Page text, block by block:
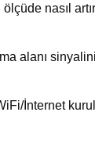
nasıl
alanı
İnternet